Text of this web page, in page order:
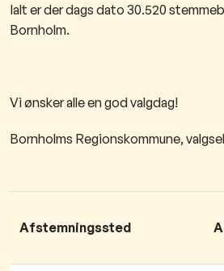
Ialt er der dags dato 30.520
Bornholm.
Vi ønsker alle en god valgdag!
Bornholms Regionskommune,
Afstemningssted